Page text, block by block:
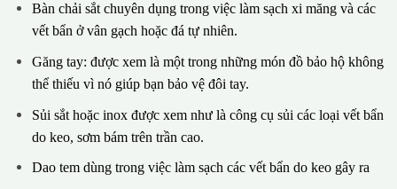
Bàn chải sắt chuyên dụng trong việc làm sạch xi măng và các
vết bẩn ở vân gạch hoặc đá tự nhiên.
Găng tay: được xem là một trong những món đồ bảo hộ không
thể thiếu vì nó giúp bạn bảo vệ đôi tay.
Sủi sắt hoặc inox được xem như là công cụ sủi các loại vết bẩn
do keo, sơm bám trên trần cao.
Dao tem dùng trong việc làm sạch các vết bẩn do keo gây ra